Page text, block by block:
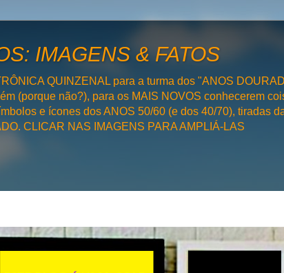
IMAGENS & FATOS
QUINZENAL para a turma dos "ANOS
(porque não?), para os MAIS NOVOS conhecerem
e ícones dos ANOS 50/60 (e dos 40/70), tiradas
CLICAR NAS IMAGENS PARA AMPLIÁ-LAS